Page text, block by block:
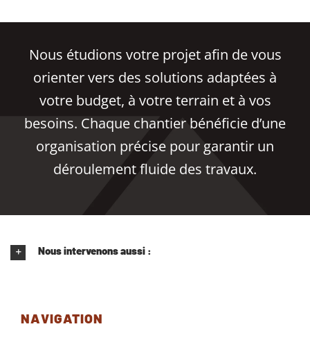
Nous étudions votre projet afin de vous
orienter vers des solutions adaptées à
votre budget, à votre terrain et à vos
besoins. Chaque chantier bénéficie d’une
organisation précise pour garantir un
déroulement fluide des travaux.
Nous intervenons aussi :
NAVIGATION